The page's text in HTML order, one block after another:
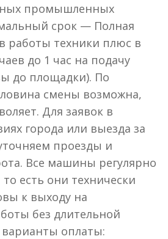
промышленных
срок — Полная
работы техники плюс в
до 1 час на подачу
до площадки). По
смены возможна,
Для заявок в
города или выезда за
проезды и
Все машины регулярно
есть они технически
к выходу на
без длительной
варианты оплаты: